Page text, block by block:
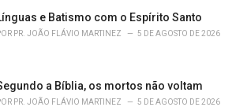
e Batismo com o Espírito Santo
PR. JOÃO FLÁVIO MARTINEZ 5 DE AGOSTO DE 2026
a Bíblia, os mortos não voltam
PR. JOÃO FLÁVIO MARTINEZ 5 DE AGOSTO DE 2026